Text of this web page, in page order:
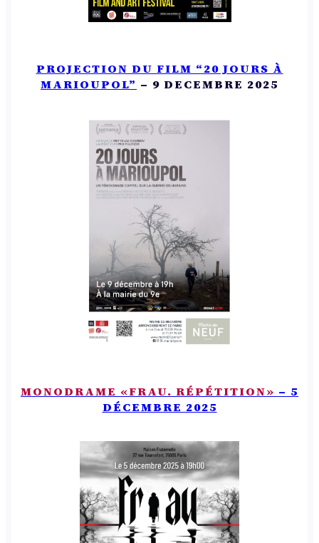
PROJECTION DU FILM “20 JOURS À
MARIOUPOL” – 9 DECEMBRE 2025
MONODRAME «FRAU. RÉPÉTITION» – 5
DÉCEMBRE 2025